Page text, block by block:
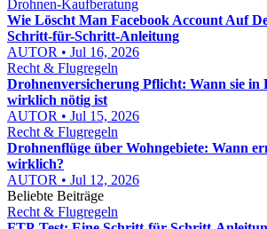
Drohnen-Kaufberatung
Wie Löscht Man Facebook Account Auf
Schritt-für-Schritt-Anleitung
AUTOR • Jul 16, 2026
Recht & Flugregeln
Drohnenversicherung Pflicht: Wann sie in
wirklich nötig ist
AUTOR • Jul 15, 2026
Recht & Flugregeln
Drohnenflüge über Wohngebiete: Wann
wirklich?
AUTOR • Jul 12, 2026
Beliebte Beiträge
Recht & Flugregeln